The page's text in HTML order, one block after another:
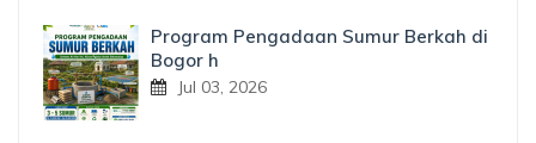
Program Pengadaan Sumur Berkah di
Bogor h
Jul 03, 2026